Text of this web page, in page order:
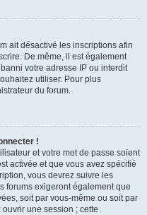
ait désactivé les inscriptions afin
De même, il est également
votre adresse IP ou interdit
utiliser. Pour plus
du forum.
!
et votre mot de passe soient
activée et que vous avez spécifié
vous devrez suivre les
forums exigeront également que
soit par vous-même ou soit par
une session ; cette